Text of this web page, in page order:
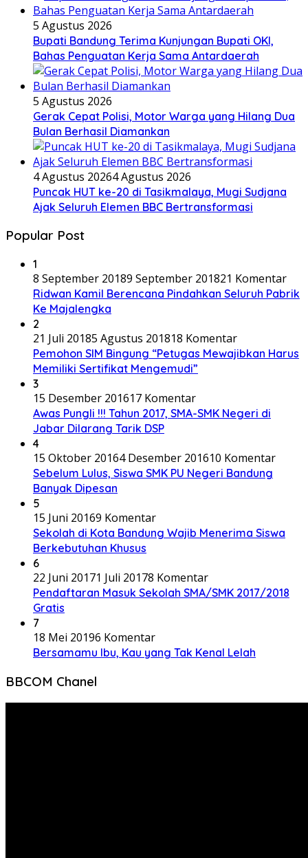
5 Agustus 2026
Bupati Bandung Terima Kunjungan Bupati OKI,
Bahas Penguatan Kerja Sama Antardaerah
5 Agustus 2026
Gerak Cepat Polisi, Motor Warga yang Hilang Dua
Bulan Berhasil Diamankan
4 Agustus 20264 Agustus 2026
Puncak HUT ke-20 di Tasikmalaya, Mugi Sudjana
Ajak Seluruh Elemen BBC Bertransformasi
Popular Post
1
8 September 20189 September 201821 Komentar
Ridwan Kamil Berencana Pindahkan Seluruh Pabrik
Ke Majalengka
2
21 Juli 20185 Agustus 201818 Komentar
Pemohon SIM Bingung “Petugas Mewajibkan Harus
Memiliki Sertifikat Mengemudi”
3
15 Desember 201617 Komentar
Awas Pungli !!! Tahun 2017, SMA-SMK Negeri di
Jabar Dilarang Tarik DSP
4
15 Oktober 20164 Desember 201610 Komentar
Sebelum Lulus, Siswa SMK PU Negeri Bandung
Banyak Dipesan
5
15 Juni 20169 Komentar
Sekolah di Kota Bandung Wajib Menerima Siswa
Berkebutuhan Khusus
6
22 Juni 20171 Juli 20178 Komentar
Pendaftaran Masuk Sekolah SMA/SMK 2017/2018
Gratis
7
18 Mei 20196 Komentar
Bersamamu Ibu, Kau yang Tak Kenal Lelah
BBCOM Chanel